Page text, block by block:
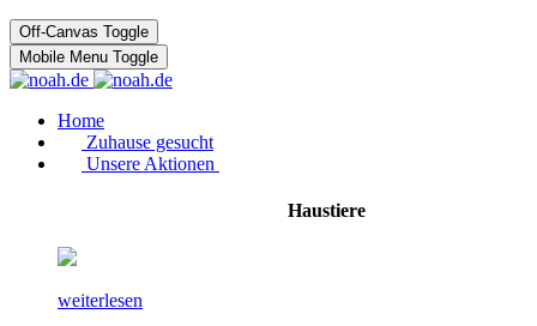
Off-Canvas Toggle
Mobile Menu Toggle
Home
Zuhause gesucht
Unsere Aktionen
Haustiere
weiterlesen